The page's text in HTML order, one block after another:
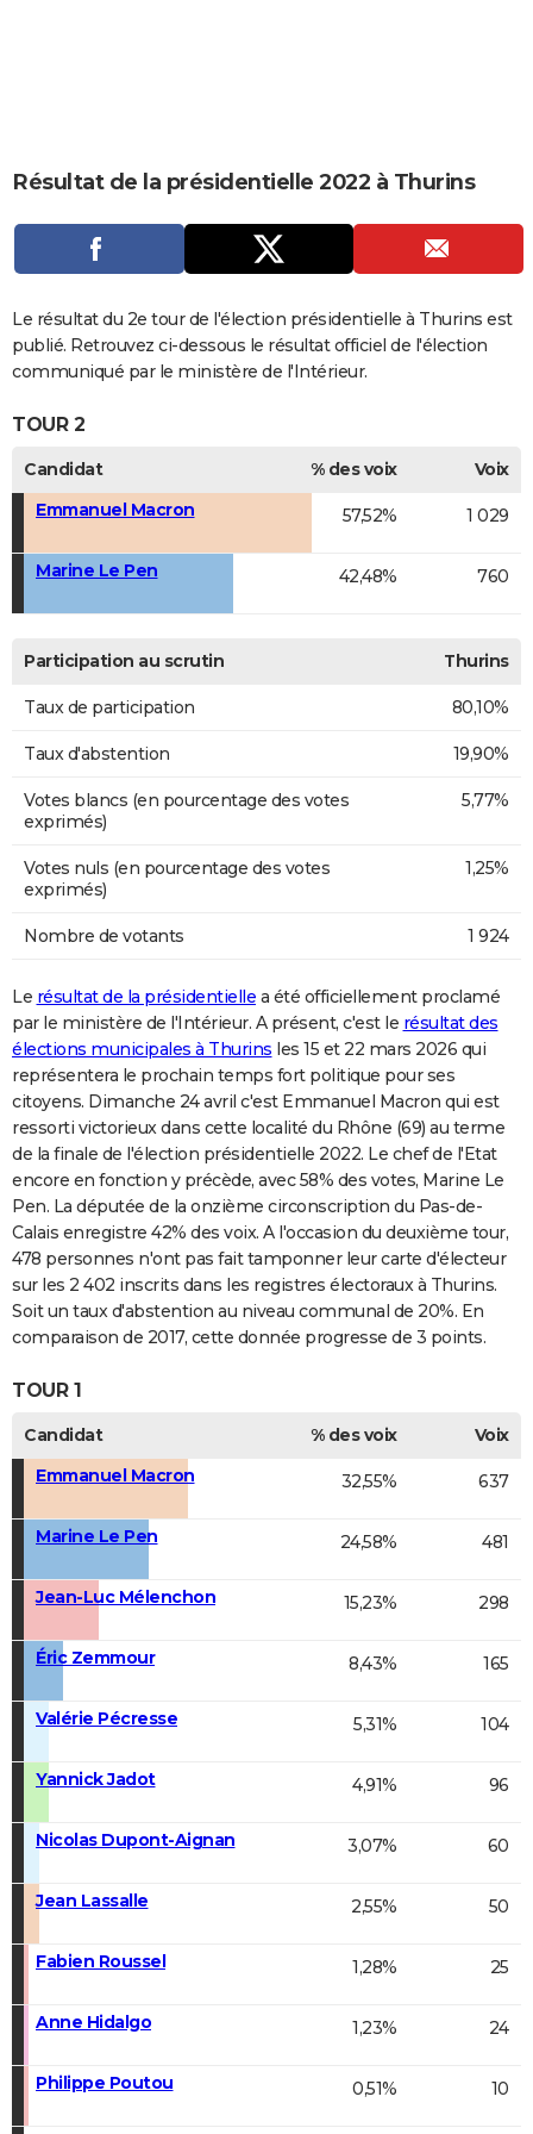
CARTE DE VOEUX
DICTIONNAIRE
Dictionnaire
Biographies
Expressions
Proverbes
PROGRAMME TV
COPAINS D'AVANT
Se connecter
Collèges
Universités
Entreprises
Service militaire
Avis de recherche
AVIS DE DÉCÈS
FORUM
Bricolage
Culture
Television
Voyage
Résultat de la présidentielle 2022 à Thurins
Le résultat du 2e tour de l'élection présidentielle à Thurins est
publié. Retrouvez ci-dessous le résultat officiel de l'élection
communiqué par le ministère de l'Intérieur.
TOUR 2
Candidat % des voix
Voix
Emmanuel Macron
57,52% 1 029
Marine Le Pen 42,48% 760
Participation au scrutin Thurins
Taux de participation 80,10%
Taux d'abstention 19,90%
Votes blancs (en pourcentage des votes
exprimés)
5,77%
Votes nuls (en pourcentage des votes
exprimés)
1,25%
Nombre de votants 1 924
Le résultat de la présidentielle a été officiellement proclamé
par le ministère de l'Intérieur. A présent, c'est le résultat des
élections municipales à Thurins les 15 et 22 mars 2026 qui
représentera le prochain temps fort politique pour ses
citoyens. Dimanche 24 avril c'est Emmanuel Macron qui est
ressorti victorieux dans cette localité du Rhône (69) au terme
de la finale de l'élection présidentielle 2022. Le chef de l'Etat
encore en fonction y précède, avec 58% des votes, Marine Le
Pen. La députée de la onzième circonscription du Pas-de-
Calais enregistre 42% des voix. A l'occasion du deuxième tour,
478 personnes n'ont pas fait tamponner leur carte d'électeur
sur les 2 402 inscrits dans les registres électoraux à Thurins.
Soit un taux d'abstention au niveau communal de 20%. En
comparaison de 2017, cette donnée progresse de 3 points.
TOUR 1
Candidat % des voix
Voix
Emmanuel Macron
32,55% 637
Marine Le Pen 24,58% 481
Jean-Luc Mélenchon 15,23% 298
Éric Zemmour 8,43% 165
Valérie Pécresse 5,31% 104
Yannick Jadot 4,91% 96
Nicolas Dupont-Aignan 3,07% 60
Jean Lassalle 2,55% 50
Fabien Roussel 1,28% 25
Anne Hidalgo 1,23% 24
Philippe Poutou 0,51% 10